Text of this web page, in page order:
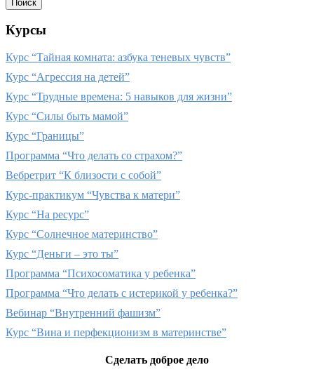
Курсы
Курс “Тайная комната: азбука теневых чувств”
Курс “Агрессия на детей”
Курс “Трудные времена: 5 навыков для жизни”
Курс “Силы быть мамой”
Курс “Границы”
Программа “Что делать со страхом?”
Вебретрит “К близости с собой”
Курс-практикум “Чувства к матери”
Курс “На ресурс”
Курс “Солнечное материнство”
Курс “Деньги – это ты”
Программа “Психосоматика у ребенка”
Программа “Что делать с истерикой у ребенка?”
Вебинар “Внутренний фашизм”
Курс “Вина и перфекционизм в материнстве”
Сделать доброе дело